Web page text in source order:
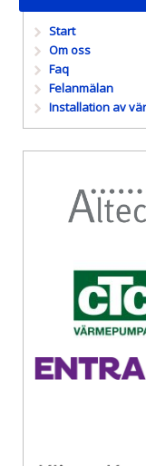
Start
Om oss
Faq
Felanmälan
Installation av